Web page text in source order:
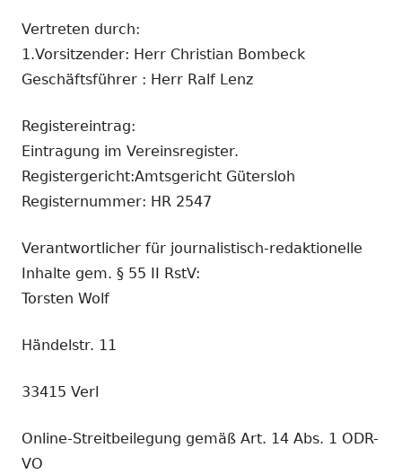
Vertreten durch:
1.Vorsitzender: Herr Christian Bombeck
Geschäftsführer : Herr Ralf Lenz
Registereintrag:
Eintragung im Vereinsregister.
Registergericht:Amtsgericht Gütersloh
Registernummer: HR 2547
Verantwortlicher für journalistisch-redaktionelle
Inhalte gem. § 55 II RstV:
Torsten Wolf
Händelstr. 11
33415 Verl
Online-Streitbeilegung gemäß Art. 14 Abs. 1 ODR-
VO